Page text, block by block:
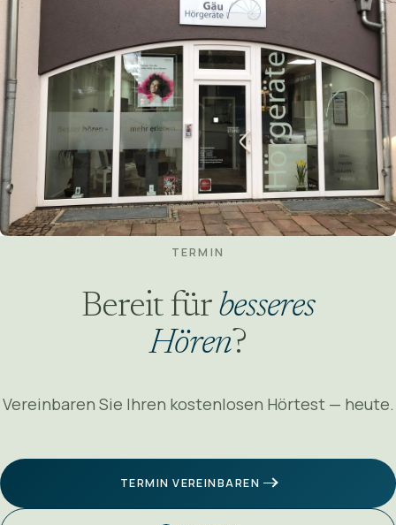
TERMIN
Bereit für besseres
Hören?
Vereinbaren Sie Ihren kostenlosen Hörtest — heute.
TERMIN VEREINBAREN